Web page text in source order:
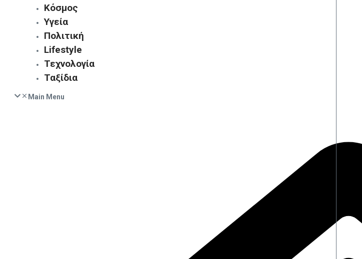
Κόσμος
Υγεία
Πολιτική
Lifestyle
Τεχνολογία
Ταξίδια
Main Menu